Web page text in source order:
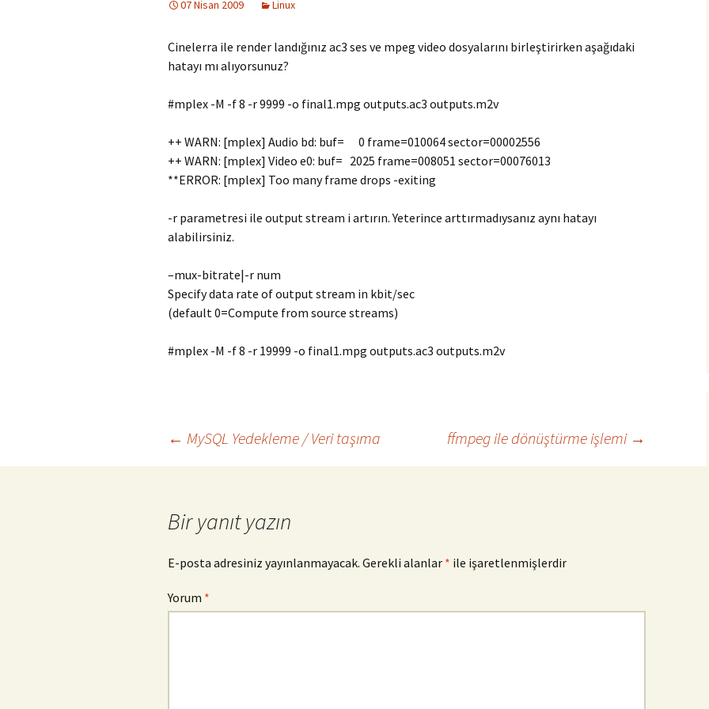
07 Nisan 2009 Linux
Cinelerra ile render landığınız ac3 ses ve mpeg video dosyalarını birleştirirken aşağıdaki
hatayı mı alıyorsunuz?
#mplex -M -f 8 -r 9999 -o final1.mpg outputs.ac3 outputs.m2v
++ WARN: [mplex] Audio bd: buf= 0 frame=010064 sector=00002556
++ WARN: [mplex] Video e0: buf= 2025 frame=008051 sector=00076013
**ERROR: [mplex] Too many frame drops -exiting
-r parametresi ile output stream i artırın. Yeterince arttırmadıysanız aynı hatayı
alabilirsiniz.
–mux-bitrate|-r num
Specify data rate of output stream in kbit/sec
(default 0=Compute from source streams)
#mplex -M -f 8 -r 19999 -o final1.mpg outputs.ac3 outputs.m2v
← MySQL Yedekleme / Veri taşıma ffmpeg ile dönüştürme işlemi →
Bir yanıt yazın
E-posta adresiniz yayınlanmayacak. Gerekli alanlar * ile işaretlenmişlerdir
Yorum *